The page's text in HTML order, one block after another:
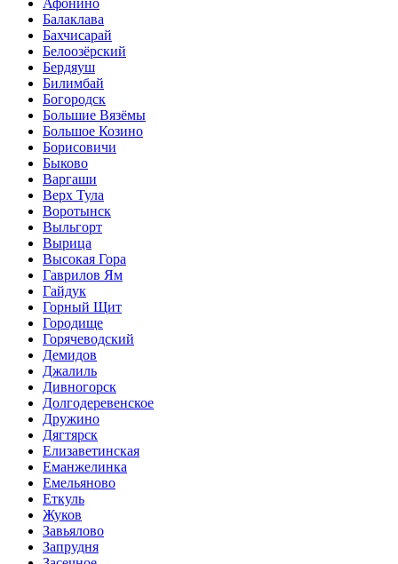
Балаклава
Бахчисарай
Белоозёрский
Бердяуш
Билимбай
Богородск
Большие Вязёмы
Большое Козино
Борисовичи
Быково
Варгаши
Верх Тула
Воротынск
Выльгорт
Вырица
Высокая Гора
Гаврилов Ям
Гайдук
Горный Щит
Городище
Горячеводский
Демидов
Джалиль
Дивногорск
Долгодеревенское
Дружино
Дягтярск
Елизаветинская
Еманжелинка
Емельяново
Еткуль
Жуков
Завьялово
Запрудня